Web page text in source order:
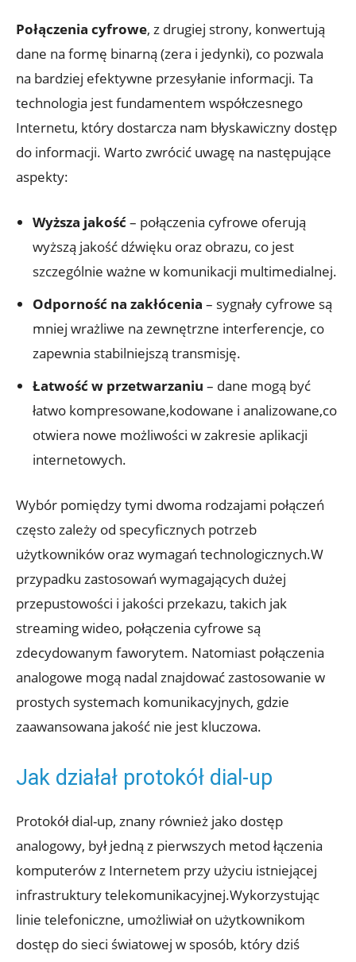
Połączenia cyfrowe, z drugiej strony, konwertują
dane na formę binarną (zera i jedynki), co pozwala
na bardziej efektywne przesyłanie informacji. Ta
technologia jest fundamentem współczesnego
Internetu, który dostarcza nam błyskawiczny dostęp
do informacji. Warto zwrócić uwagę na następujące
aspekty:
Wyższa jakość– połączenia cyfrowe oferują
wyższą jakość dźwięku oraz obrazu, co jest
szczególnie ważne w komunikacji multimedialnej.
Odporność na zakłócenia – sygnały cyfrowe są
mniej wrażliwe na zewnętrzne interferencje, co
zapewnia stabilniejszą transmisję.
Łatwość w przetwarzaniu – dane mogą być
łatwo kompresowane,kodowane i analizowane,co
otwiera nowe możliwości w zakresie aplikacji
internetowych.
Wybór pomiędzy tymi dwoma rodzajami połączeń
często zależy od specyficznych potrzeb
użytkowników oraz wymagań technologicznych.W
przypadku zastosowań wymagających dużej
przepustowości i jakości przekazu, takich jak
streaming wideo, połączenia cyfrowe są
zdecydowanym faworytem. Natomiast połączenia
analogowe mogą nadal znajdować zastosowanie w
prostych systemach komunikacyjnych, gdzie
zaawansowana jakość nie jest kluczowa.
Jak działał protokół dial-up
Protokół dial-up, znany również jako dostęp
analogowy, był jedną z pierwszych metod łączenia
komputerów z Internetem przy użyciu istniejącej
infrastruktury telekomunikacyjnej.Wykorzystując
linie telefoniczne, umożliwiał on użytkownikom
dostęp do sieci światowej w sposób, który dziś